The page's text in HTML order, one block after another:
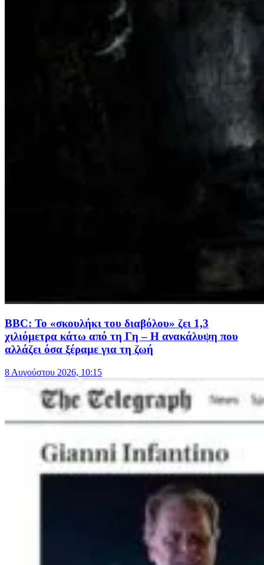
BBC: Το «σκουλήκι του διαβόλου» ζει 1,3
χιλιόμετρα κάτω από τη Γη – Η ανακάλυψη που
αλλάζει όσα ξέραμε για τη ζωή
8 Αυγούστου 2026, 10:15